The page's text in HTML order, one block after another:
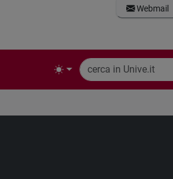
Webmail